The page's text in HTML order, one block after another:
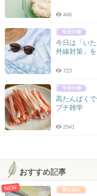
446
今日は「い
外線対策」
723
高たんぱく
プチ雑学
2941
おすすめ記事
NEW